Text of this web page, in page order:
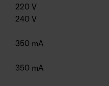
220 V
240 V
350 mA
350 mA